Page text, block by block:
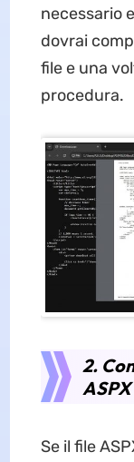
necessario
dovrai
file e una
procedura.
2.
Se il file